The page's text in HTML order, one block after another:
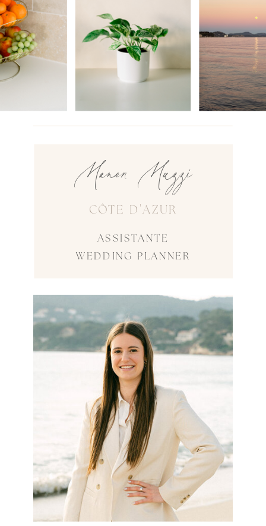
ASSISTANTE
WEDDING PLANNER
CÔTE D'AZUR
Manon Muzzi